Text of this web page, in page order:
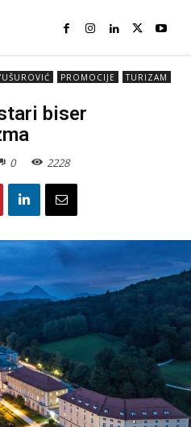
PROMOCIJE
TURIZAM
biser
0 2228